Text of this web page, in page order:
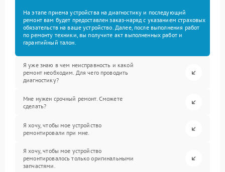
На этапе приема устройства на диагностику и последующий
ремонт вам будет предоставлен заказ-наряд с указанием страховых
обязательств на ваше устройство. Далее, после выполнения работ
по ремонту техники, вы получите акт выполненных работ и
гарантийный талон.
Я уже знаю в чем неисправность и какой
ремонт необходим. Для чего проводить
диагностику?
Мне нужен срочный ремонт. Сможете
сделать?
Я хочу, чтобы мое устройство
ремонтировали при мне.
Я хочу, чтобы мое устройство
ремонтировалось только оригинальными
запчастями.